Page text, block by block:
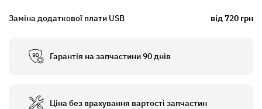
Заміна додаткової плати USB від 720 грн
Гарантія на запчастини 90 днів
Ціна без врахування вартості запчастин